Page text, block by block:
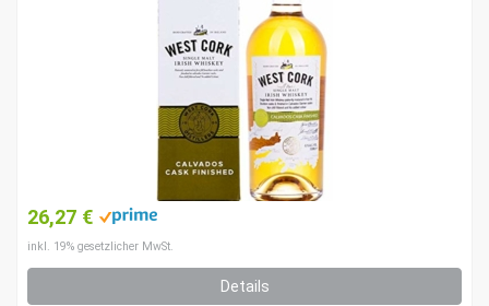
26,27 €
inkl. 19% gesetzlicher MwSt.
Details